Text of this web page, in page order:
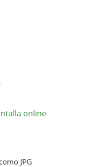
online
JPG